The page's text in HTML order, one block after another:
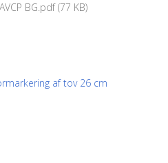
BG.pdf (77 KB)
af tov 26 cm